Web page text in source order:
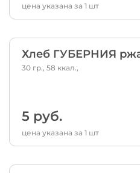
цена указана за 1 шт
Хлеб ГУБЕРНИЯ
30 гр., 58 ккал.,
5 руб.
цена указана за 1 шт